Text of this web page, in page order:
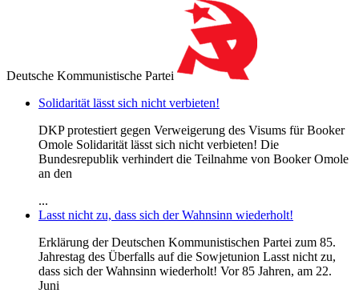
Deutsche Kommunistische Partei
Solidarität lässt sich nicht verbieten!
DKP protestiert gegen Verweigerung des Visums für Booker
Omole Solidarität lässt sich nicht verbieten! Die
Bundesrepublik verhindert die Teilnahme von Booker Omole
an den
...
Lasst nicht zu, dass sich der Wahnsinn wiederholt!
Erklärung der Deutschen Kommunistischen Partei zum 85.
Jahrestag des Überfalls auf die Sowjetunion Lasst nicht zu,
dass sich der Wahnsinn wiederholt! Vor 85 Jahren, am 22.
Juni